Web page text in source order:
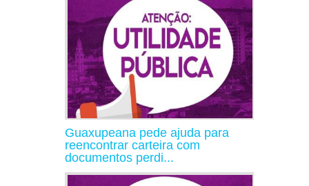
Guaxupeana pede ajuda para
reencontrar carteira com
documentos perdi...